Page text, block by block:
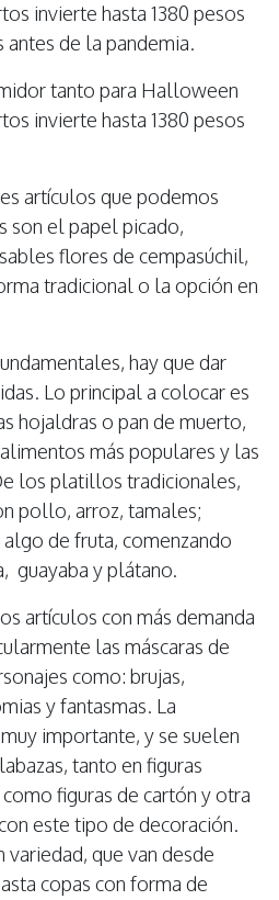
invierte hasta 1380 pesos
antes de la pandemia.
artículos que podemos
son el papel picado,
flores de cempasúchil,
tradicional o la opción en
hay que dar
Lo principal a colocar es
hojaldras o pan de muerto,
más populares y las
los platillos tradicionales,
pollo, arroz, tamales;
de fruta, comenzando
guayaba y plátano.
artículos con más demanda
las máscaras de
como: brujas,
y fantasmas. La
importante, y se suelen
tanto en figuras
figuras de cartón y otra
este tipo de decoración.
variedad, que van desde
copas con forma de